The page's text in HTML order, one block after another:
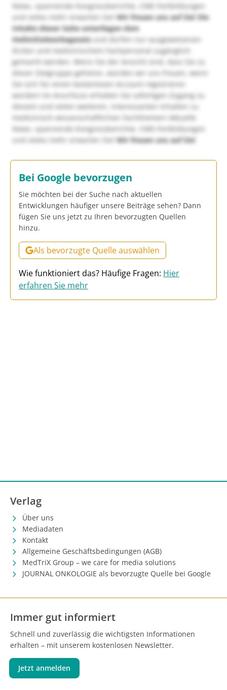
News, spannende Kongressberichte, CME-Fortbildungen
und vieles mehr erwarten Sie!Wir freuen uns auf Sie! Die
Inhalte dieser Seite unterliegen dem
Heilmittelwerbegesetzund dürfen nur ausgewiesenen
Ärzten und medizinischem Fachpersonal zugänglich
gemacht werden. Wenn Sie der Ansicht sind, dass Sie zu
dieser Zielgruppe gehören, würden wir uns freuen, wenn
Sie sich für einen kostenlosen Account registrieren
würden! Im Anschluss erhalten Sie sofortigen Zugang zu
diesem und vielen weiteren, interessanten Inhalten zu
medizinisch-wissenschaftlichen Fachthemen! Aktuelle
News, spannende Kongressberichte, CME-Fortbildungen
und vieles mehr erwarten Sie!Wir freuen uns auf Sie!
Bei Google bevorzugen
Sie möchten bei der Suche nach aktuellen
Entwicklungen häufiger unsere Beiträge sehen? Dann
fügen Sie uns jetzt zu Ihren bevorzugten Quellen
hinzu.
Als bevorzugte Quelle auswählen
Wie funktioniert das? Häufige Fragen: Hier
erfahren Sie mehr
Verlag
Über uns
Mediadaten
Kontakt
Allgemeine Geschäftsbedingungen (AGB)
MedTriX Group – we care for media solutions
JOURNAL ONKOLOGIE als bevorzugte Quelle bei Google
Immer gut informiert
Schnell und zuverlässig die wichtigsten Informationen
erhalten – mit unserem kostenlosen Newsletter.
Jetzt anmelden